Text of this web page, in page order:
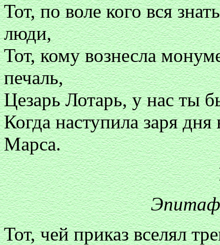
Тот, по воле кого вся
люди,
Тот, кому вознесла
печаль,
Цезарь Лотарь, у нас ты
Когда наступила заря
Марса.
Тот, чей приказ вселял